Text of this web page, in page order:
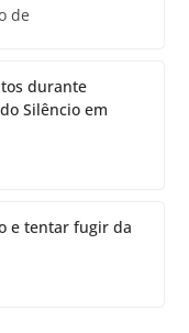
de
durante
Silêncio em
e tentar fugir da